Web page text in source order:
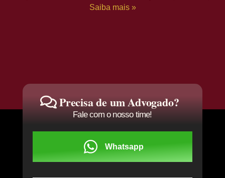
Saiba mais »
Precisa de um Advogado?
Fale com o nosso time!
Whatsapp